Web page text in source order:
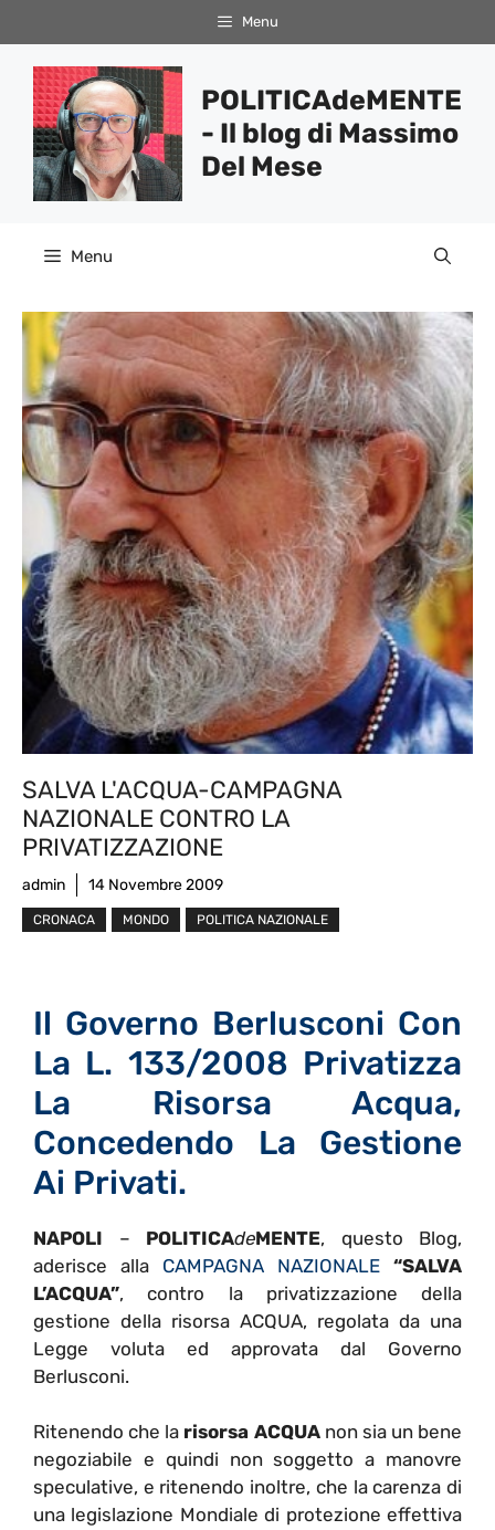
al
contenuto
Menu
POLITICAdeMENTE
- Il blog di Massimo
Del Mese
Menu
SALVA L'ACQUA-CAMPAGNA
NAZIONALE CONTRO LA
PRIVATIZZAZIONE
admin 14 Novembre 2009
CRONACA MONDO POLITICA NAZIONALE
Il Governo Berlusconi Con
La L. 133/2008 Privatizza
La Risorsa Acqua,
Concedendo La Gestione
Ai Privati.
NAPOLI – POLITICAdeMENTE, questo Blog,
aderisce alla CAMPAGNA NAZIONALE “SALVA
L’ACQUA”, contro la privatizzazione della
gestione della risorsa ACQUA, regolata da una
Legge voluta ed approvata dal Governo
Berlusconi.
Ritenendo che la risorsa ACQUA non sia un bene
negoziabile e quindi non soggetto a manovre
speculative, e ritenendo inoltre, che la carenza di
una legislazione Mondiale di protezione effettiva